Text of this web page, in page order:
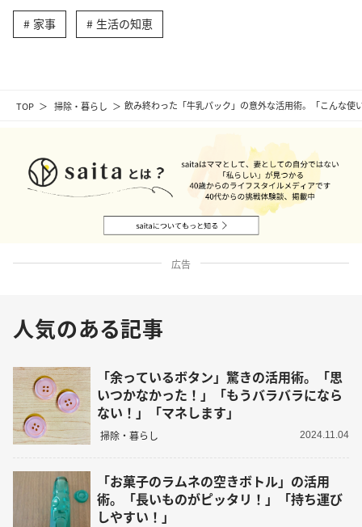
TOP 掃除・暮らし 飲み終わった「牛乳パック」の意外な活用術。「こんな
家事 生活の知恵
広告
人気のある記事
「余っているボタン」驚きの活用術。「思
いつかなかった！」「もうバラバラになら
ない！」「マネします」
掃除・暮らし 2024.11.04
「お菓子のラムネの空きボトル」の活用
術。「長いものがピッタリ！」「持ち運び
しやすい！」